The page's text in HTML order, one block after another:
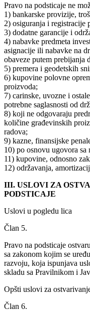
Pravo na podsticaje ne
1) bankarske provizije,
2) osiguranja i registracije
3) dodatne garancije i
4) nabavke predmeta
asignacije ili nabavke na
obaveze putem prebijanja
5) premera i geodetskih
6) kupovine polovne
proizvoda;
7) carinske, uvozne i
potrebne saglasnosti od
8) koji ne odgovaraju
količine građevinskih
radova;
9) kazne, finansijske
10) po osnovu ugovora sa
11) kupovine, odnosno
12) održavanja,
III. USLOVI ZA
PODSTICAJE
Uslovi u pogledu lica
Član 5.
Pravo na podsticaje
sa zakonom kojim se
razvoju, koja ispunjava
skladu sa Pravilnikom i
Opšti uslovi za
Član 6.